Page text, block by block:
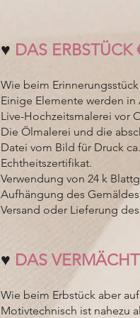
♥️ DAS ERBSTÜCK
Wie beim
Einige Elemente werden
Live-Hochzeitsmalerei vor
Die Ölmalerei und die
Datei vom Bild für Druck
Echtheitszertifikat.
Verwendung von 24 k
Aufhängung des
Versand oder Lieferung
♥️ DAS
Wie beim Erbstück aber
Motivtechnisch ist nahezu